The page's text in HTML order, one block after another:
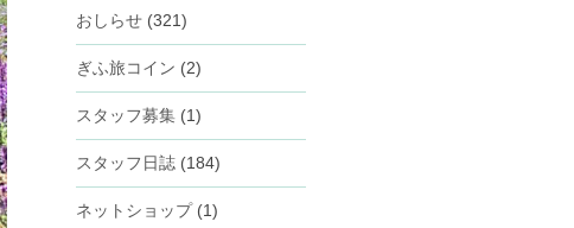
おしらせ (321)
ぎふ旅コイン (2)
スタッフ募集 (1)
スタッフ日誌 (184)
ネットショップ (1)